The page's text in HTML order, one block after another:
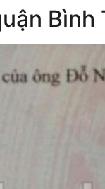
Bình